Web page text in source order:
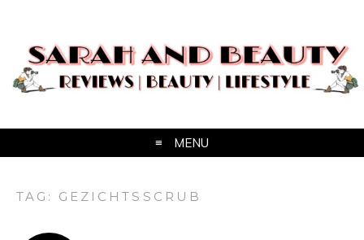
MENU
TAG: GEZICHTSSCRUB